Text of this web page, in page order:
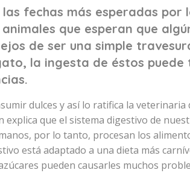
fechas más esperadas por
que esperan que
de ser una simple
la ingesta de éstos puede
dulces y así lo ratifica la veterinaria
explica que el sistema digestivo de
por lo tanto, procesan los
está adaptado a una dieta más
pueden causarles muchos